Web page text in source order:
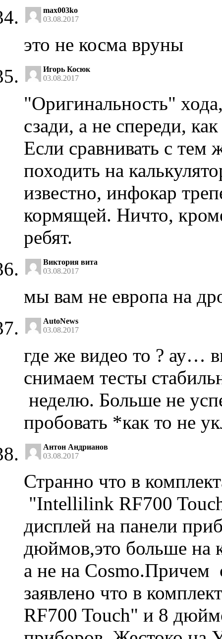
max003ko
03.08.2017
это не косма вруны
Игорь Косюк
03.08.2017
"Оригинальность"
сзади, а не спереди,
Если сравнивать с тем
походить на
известно, инфокар
кормящей. Ничто,
ребят.
Виктория вита
03.08.2017
мы вам не европа на
AutoNews
03.08.2017
где же видео то ? ау…
снимаем тесты
неделю. Больше не
пробовать *как то не
Антон Андрианов
03.08.2017
Странно что в
"Intellilink RF700
дисплей на панели
дюймов,это больше на
а не на Cosmo.Причем
заявлено что в
RF700 Touch" и 8